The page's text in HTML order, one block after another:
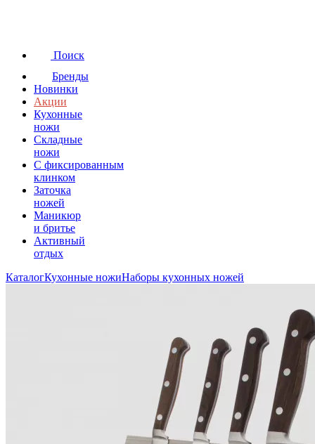
Поиск
Бренды
Новинки
Акции
Кухонные
ножи
Складные
ножи
C фиксированным
клинком
Заточка
ножей
Маникюр
и бритье
Активный
отдых
КаталогКухонные ножиНаборы кухонных ножей